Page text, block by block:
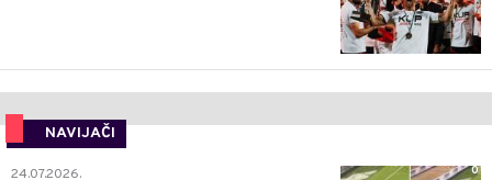
NAVIJAČI
0
24.07.2026.